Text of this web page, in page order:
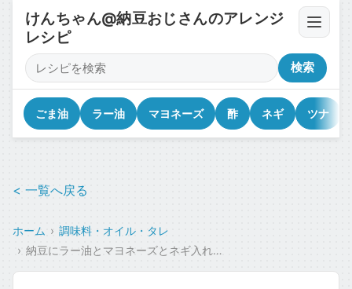
けんちゃん@納豆おじさんのアレンジ
レシピ
卵・豆腐・ネバネバ
薬味・香味野菜
調味料・オイル・タレ
乾物・海苔・トッピング
検索
ごま油 ラー油 マヨネーズ 酢 ネギ ツナ
< 一覧へ戻る
ホーム
調味料・オイル・タレ
納豆にラー油とマヨネーズとネギ入れて食べてください